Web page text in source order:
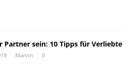
Partner sein: 10 Tipps für Verliebte
Marvin 0